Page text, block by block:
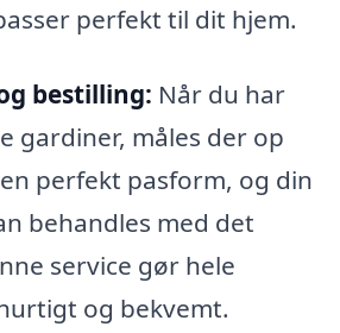
perfekt til dit hjem.
bestilling: Når du har
gardiner, måles der op
perfekt pasform, og din
behandles med det
service gør hele
og bekvemt.